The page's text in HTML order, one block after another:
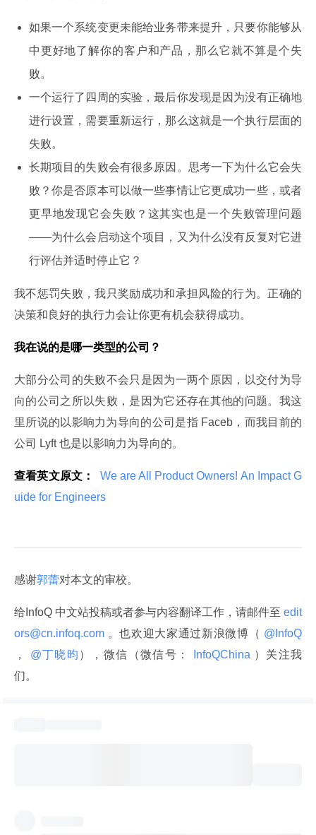
如果一个系统变更未能给业务带来提升，只要你能够从
中更好地了解你的客户和产品，那么它就不算是个失
败。
一个运行了四周的实验，最后你发现是因为没有正确地
进行设置，需要重新运行，那么这就是一个执行层面的
失败。
长期项目的失败会有很多原因。思考一下为什么它会失
败？你是否原本可以做一些事情让它更成功一些，或者
更早地发现它会失败？这其实也是一个失败管理问题
——为什么会启动这个项目，又为什么没有反复对它进
行评估并适时停止它？
我不惩罚失败，我只奖励成功和承担风险的行为。正确的
决策和良好的执行力会让你更有机会获得成功。
我在说的是哪一类型的公司？
大部分公司的失败不会只是因为一两个原因，以交付为导
向的公司之所以失败，是因为它还存在其他的问题。我这
里所说的以影响力为导向的公司是指 Faceb，而我目前的
公司 Lyft 也是以影响力为导向的。
查看英文原文：
We are All Product Owners! An Impact G
uide for Engineers
感谢郭蕾对本文的审校。
给InfoQ 中文站投稿或者参与内容翻译工作，请邮件至 edit
ors@cn.infoq.com 。也欢迎大家通过新浪微博（
，
@丁晓昀 ），微信（微信号： InfoQChina ）关注我
们。